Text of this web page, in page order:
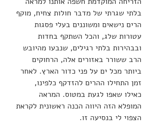
בלתי שגרתי של מדבר חולות צחיח, מוקף
הרים נישאים ומשוננים בעלי פסגות
עטורות שלג, והכל השתקף בחדות
ובבהירות בלתי רגילים, שנבעו מהיובש
הרב ששורר באזורים אלה, הרחוקים
ביותר מכל ים על פני כדור הארץ. לאחר
זמן התחילו ההרים להזדקף כלפינו,
כאילו שאפו לגעת במטוס. המראה
המופלא הזה היווה הכנה ראשונית לקראת
הצפוי לי בנסיעה זו.